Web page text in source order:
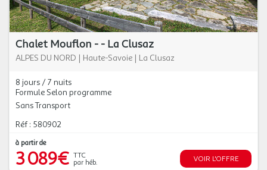
Chalet Mouflon - - La Clusaz
ALPES DU NORD | Haute-Savoie | La Clusaz
8 jours / 7 nuits
Formule Selon programme
Sans Transport
Réf : 580902
à partir de
3 089€ TTC
par héb.
VOIR L'OFFRE